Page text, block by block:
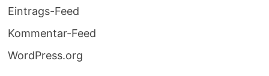
Eintrags-Feed
Kommentar-Feed
WordPress.org